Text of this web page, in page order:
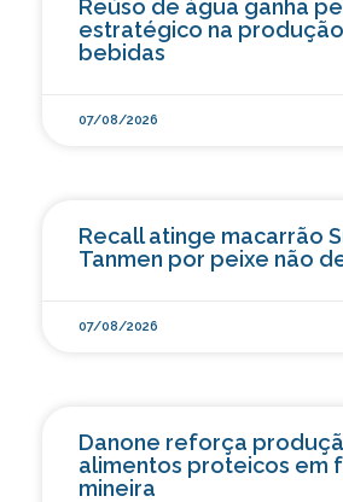
Reúso de água ganha
estratégico na
bebidas
07/08/2026
Recall atinge macarrão
Tanmen por peixe não
07/08/2026
Danone reforça
alimentos proteicos em
mineira